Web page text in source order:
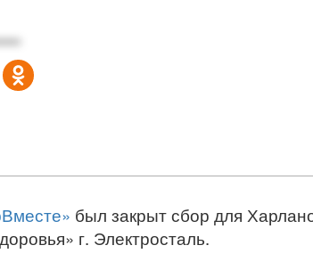
был закрыт сбор для
г. Электросталь.